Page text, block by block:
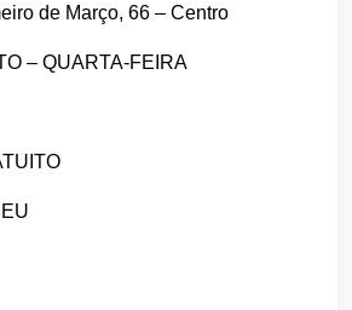
de Março, 66 – Centro
– QUARTA-FEIRA